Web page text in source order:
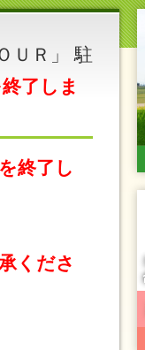
ＵＲ」 駐
了しま
終了し
くださ